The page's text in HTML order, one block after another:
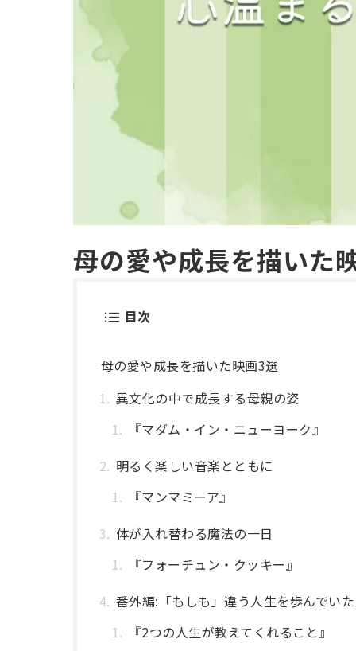
母の愛や成長を描いた
目次
母の愛や成長を描いた映画3選
異文化の中で成長する母親の姿
『マダム・イン・ニューヨーク』
明るく楽しい音楽とともに
『マンマミーア』
体が入れ替わる魔法の一日
『フォーチュン・クッキー』
番外編:「もしも」違う人生を歩んでい
『2つの人生が教えてくれること』